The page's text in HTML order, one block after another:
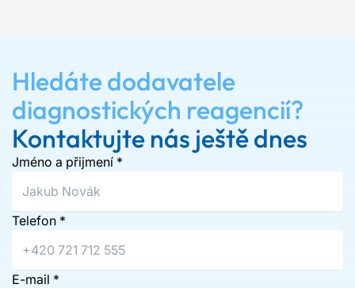
Hledáte dodavatele
diagnostických reagencií?
Kontaktujte nás ještě dnes
Jméno a přijmení *
Telefon *
E-mail *